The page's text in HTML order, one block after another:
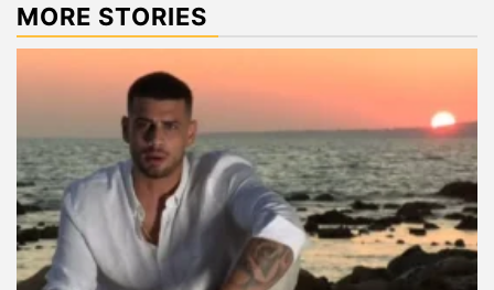
MORE STORIES